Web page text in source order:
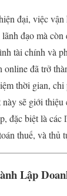
đại, việc vận
đạo mà
tài chính và
online đã trở
thời gian, chi
sẽ giới
đặc biệt là các
thuế, và thủ
Lập